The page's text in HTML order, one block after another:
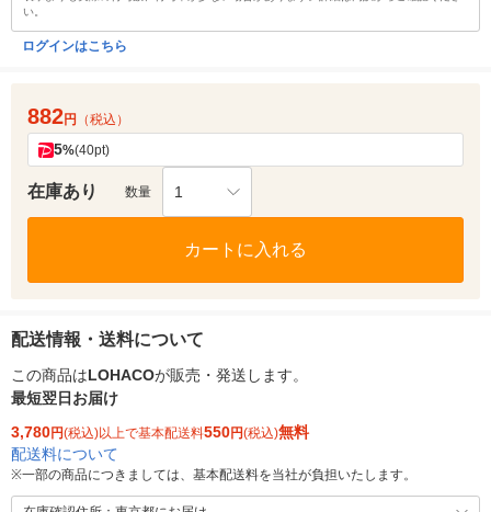
い。
ログインはこちら
882円 （税込）
5%(40pt)
在庫あり 数量 1
カートに入れる
配送情報・送料について
この商品はLOHACOが販売・発送します。
最短翌日お届け
3,780円(税込)以上で基本配送料550円(税込)無料
配送料について
※一部の商品につきましては、基本配送料を当社が負担いたします。